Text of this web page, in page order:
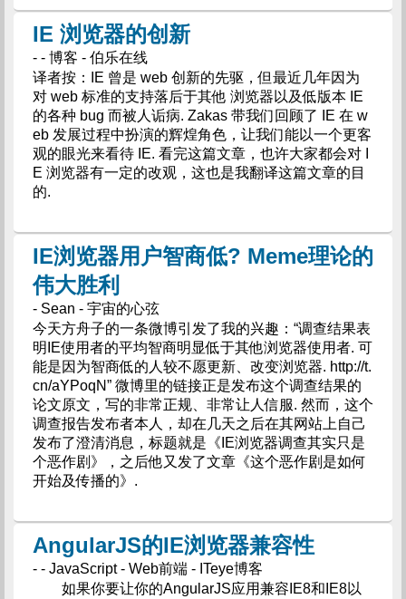
IE 浏览器的创新
- - 博客 - 伯乐在线
译者按：IE 曾是 web 创新的先驱，但最近几年因为
对 web 标准的支持落后于其他 浏览器以及低版本 IE
的各种 bug 而被人诟病. Zakas 带我们回顾了 IE 在 w
eb 发展过程中扮演的辉煌角色，让我们能以一个更客
观的眼光来看待 IE. 看完这篇文章，也许大家都会对 I
E 浏览器有一定的改观，这也是我翻译这篇文章的目
的.
IE浏览器用户智商低? Meme理论的
伟大胜利
- Sean - 宇宙的心弦
今天方舟子的一条微博引发了我的兴趣：“调查结果表
明IE使用者的平均智商明显低于其他浏览器使用者. 可
能是因为智商低的人较不愿更新、改变浏览器. http://t.
cn/aYPoqN” 微博里的链接正是发布这个调查结果的
论文原文，写的非常正规、非常让人信服. 然而，这个
调查报告发布者本人，却在几天之后在其网站上自己
发布了澄清消息，标题就是《IE浏览器调查其实只是
个恶作剧》，之后他又发了文章《这个恶作剧是如何
开始及传播的》.
AngularJS的IE浏览器兼容性
- - JavaScript - Web前端 - ITeye博客
如果你要让你的AngularJS应用兼容IE8和IE8以